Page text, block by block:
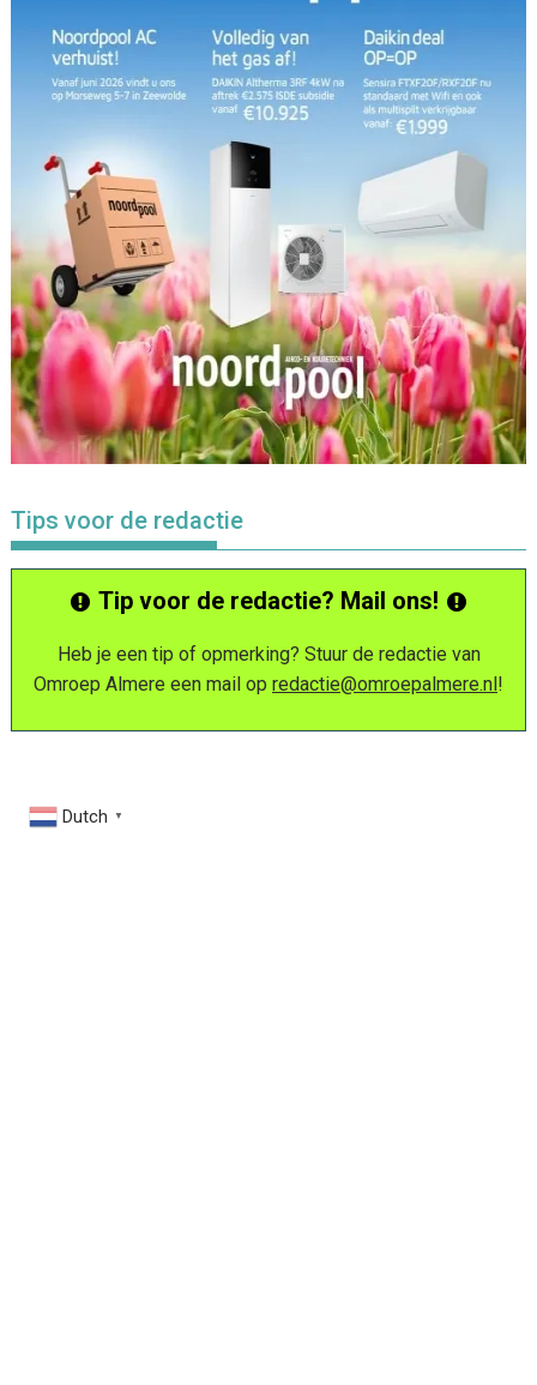
Tips voor de redactie
Tip voor de redactie? Mail ons!
Heb je een tip of opmerking? Stuur de redactie van
Omroep Almere een mail op redactie@omroepalmere.nl!
Dutch ▼